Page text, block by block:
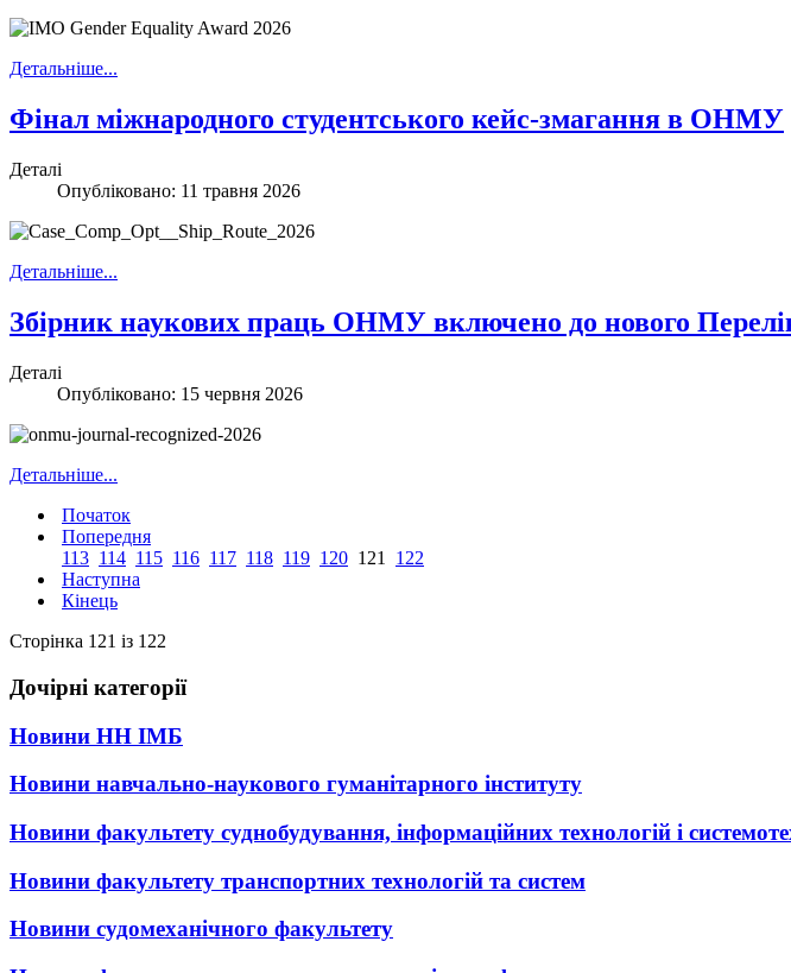
Детальніше...
Фінал міжнародного студентського кейс-змагання в ОНМУ
Деталі
Опубліковано: 11 травня 2026
Детальніше...
Збірник наукових праць ОНМУ включено до нового
Деталі
Опубліковано: 15 червня 2026
Детальніше...
Початок
Попередня
113 114 115 116 117 118 119 120 121
122
Наступна
Кінець
Сторінка 121 із 122
Дочірні категорії
Новини НН ІМБ
Новини навчально-наукового гуманітарного інституту
Новини факультету суднобудування, інформаційних технологій і
Новини факультету транспортних технологій та систем
Новини судомеханічного факультету